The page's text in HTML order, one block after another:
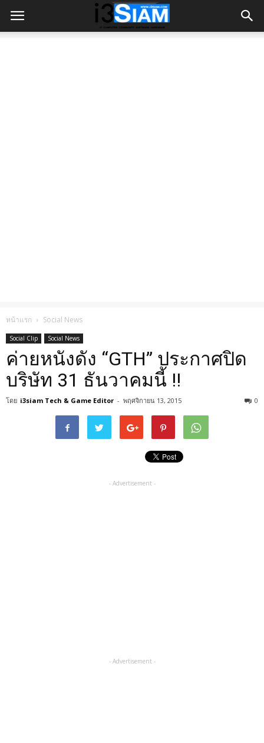
หน้าแรก Social News
Social Clip Social News
ค่ายหนังดัง “GTH” ประกาศปิด
บริษัท 31 ธันวาคมนี้ !!
โดย i3siam Tech & Game Editor - พฤศจิกายน 13, 2015 0
- Advertisement -
- Advertisement -